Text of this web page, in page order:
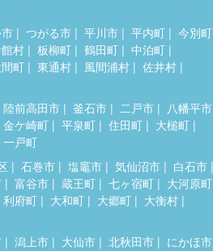
つがる市 平川市 平内町
今別町
村
板柳町 鶴田町
中泊町
町
東通村 風間浦村 佐井村
陸前高田市 釜石市 二戸市
八幡平市
金ケ崎町
平泉町 住田町
大槌町
一戸町
石巻市 塩竈市 気仙沼市
白石市
富谷市 蔵王町 七ヶ宿町
大河原町
利府町
大和町 大郷町 大衡村
潟上市 大仙市 北秋田市
にかほ市